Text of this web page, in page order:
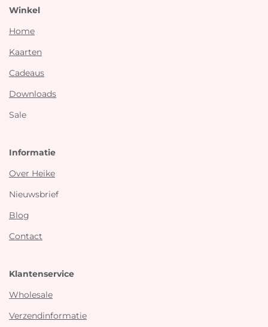
Winkel
Home
Kaarten
Cadeaus
Downloads
Sale
Informatie
Over Heike
Nieuwsbrief
Blog
Contact
Klantenservice
Wholesale
Verzendinformatie